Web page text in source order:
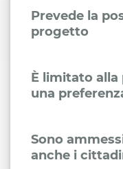
Prevede la
progetto
È limitato alla
una
Sono
anche i